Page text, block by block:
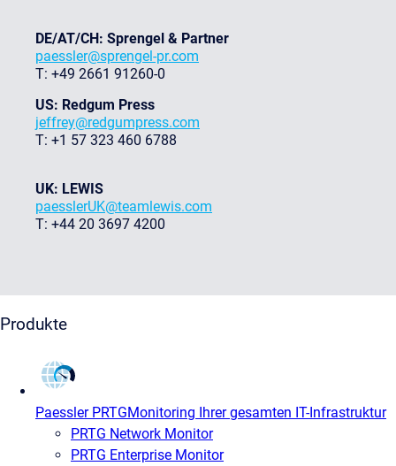
DE/AT/CH: Sprengel & Partner
paessler@sprengel-pr.com
T: +49 2661 91260-0
US: Redgum Press
jeffrey@redgumpress.com
T: +1 57 323 460 6788
UK: LEWIS
paesslerUK@teamlewis.com
T: +44 20 3697 4200
Produkte
Paessler PRTGMonitoring Ihrer gesamten IT-Infrastruktur
PRTG Network Monitor
PRTG Enterprise Monitor